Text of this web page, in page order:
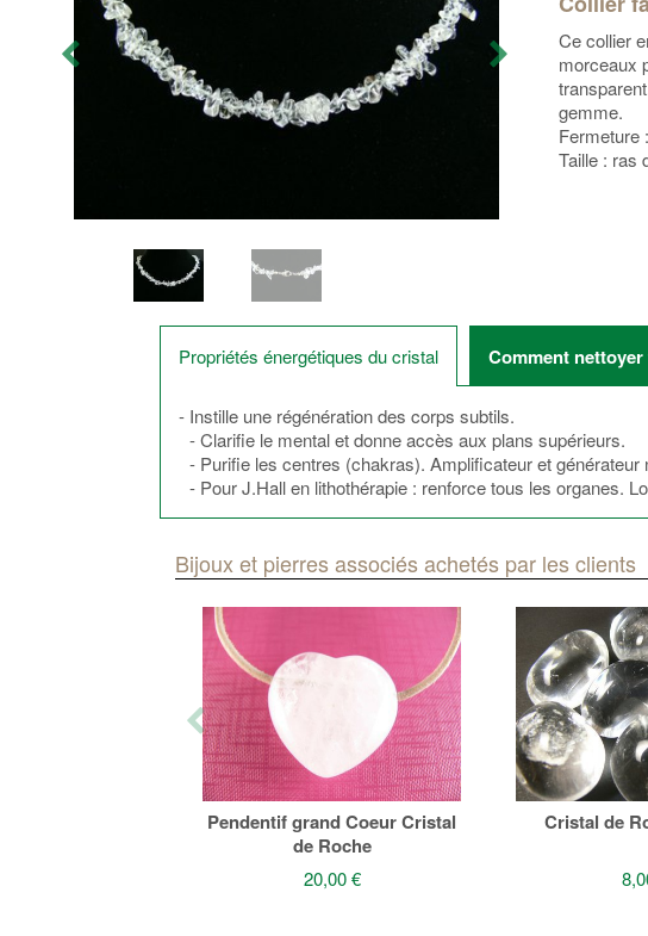
Ce collier
morceaux
gemme.
Fermeture
Taille : ras
Propriétés énergétiques du cristal Comment
- Instille une régénération des corps subtils.
- Clarifie le mental et donne accès aux plans supérieurs.
- Purifie les centres (chakras). Amplificateur et générateur
- Pour J.Hall en lithothérapie : renforce tous les organes.
Bijoux et pierres associés achetés par les clients
Pendentif grand Coeur Cristal
de Roche
20,00 €
Cristal de